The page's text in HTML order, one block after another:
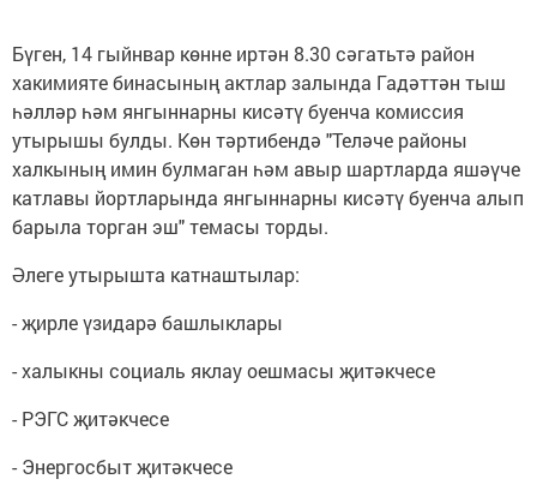
Бүген, 14 гыйнвар көнне иртән 8.30 сәгатьтә район
хакимияте бинасының актлар залында Гадәттән тыш
һәлләр һәм янгыннарны кисәтү буенча комиссия
утырышы булды. Көн тәртибендә "Теләче районы
халкының имин булмаган һәм авыр шартларда яшәүче
катлавы йортларында янгыннарны кисәтү буенча алып
барыла торган эш" темасы торды.
Әлеге утырышта катнаштылар:
- җирле үзидарә башлыклары
- халыкны социаль яклау оешмасы җитәкчесе
- РЭГС җитәкчесе
- Энергосбыт җитәкчесе